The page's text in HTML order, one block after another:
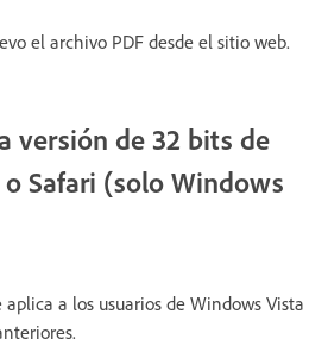
el archivo PDF desde el sitio web.
versión de 32 bits de
Safari (solo Windows
a los usuarios de Windows Vista